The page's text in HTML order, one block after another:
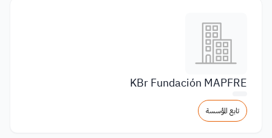
KBr Fundación MAPFRE
تابع المؤسسة